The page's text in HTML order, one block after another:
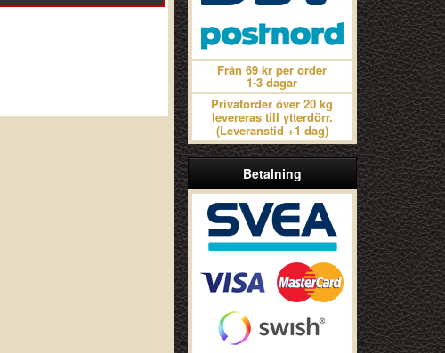
Från 69 kr per order
1-3 dagar
Privatorder över 20 kg
levereras till ytterdörr.
(Leveranstid +1 dag)
Betalning